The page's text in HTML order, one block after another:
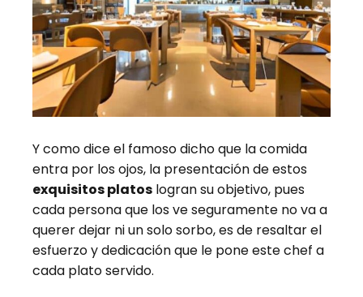
Y como dice el famoso dicho que la comida
entra por los ojos, la presentación de estos
exquisitos platos logran su objetivo, pues
cada persona que los ve seguramente no va a
querer dejar ni un solo sorbo, es de resaltar el
esfuerzo y dedicación que le pone este chef a
cada plato servido.